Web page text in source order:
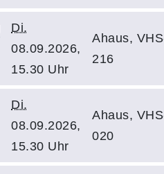
Di.
08.09.2026,
15.30 Uhr
Ahaus,
216
Di.
08.09.2026,
15.30 Uhr
Ahaus,
020